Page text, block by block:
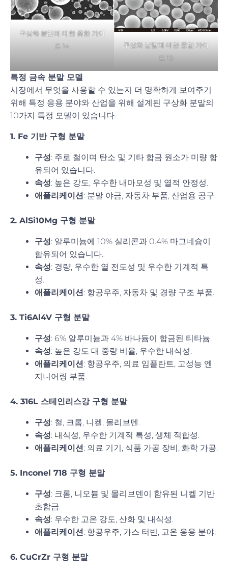
구상화 분말에 대한 종합 가이
드 14
구상화 분말에 대한 종합 가이
드 15
특정 금속 분말 모델
시장에서 무엇을 사용할 수 있는지 더 명확하게 보여주기
위해 특정 응용 분야와 산업을 위해 설계된 구상화 분말의
10가지 특정 모델이 있습니다.
1. Fe 기반 구형 분말
구성: 주로 철이며 탄소 및 기타 합금 원소가 미량 함
유되어 있습니다.
속성: 높은 강도, 우수한 내마모성 및 열적 안정성.
애플리케이션: 분말 야금, 자동차 부품, 산업용 공구.
2. AlSi10Mg 구형 분말
구성: 알루미늄에 10% 실리콘과 0.4% 마그네슘이
함유되어 있습니다.
속성: 경량, 우수한 열 전도성 및 우수한 기계적 특
성.
애플리케이션: 항공우주, 자동차 및 경량 구조 부품.
3. Ti6Al4V 구형 분말
구성: 6% 알루미늄과 4% 바나듐이 합금된 티타늄.
속성: 높은 강도 대 중량 비율, 우수한 내식성.
애플리케이션: 항공우주, 의료 임플란트, 고성능 엔
지니어링 부품.
4. 316L 스테인리스강 구형 분말
구성: 철, 크롬, 니켈, 몰리브덴.
속성: 내식성, 우수한 기계적 특성, 생체 적합성.
애플리케이션: 의료 기기, 식품 가공 장비, 화학 가공.
5. Inconel 718 구형 분말
구성: 크롬, 니오븀 및 몰리브덴이 함유된 니켈 기반
초합금.
속성: 우수한 고온 강도, 산화 및 내식성.
애플리케이션: 항공우주, 가스 터빈, 고온 응용 분야.
6. CuCrZr 구형 분말